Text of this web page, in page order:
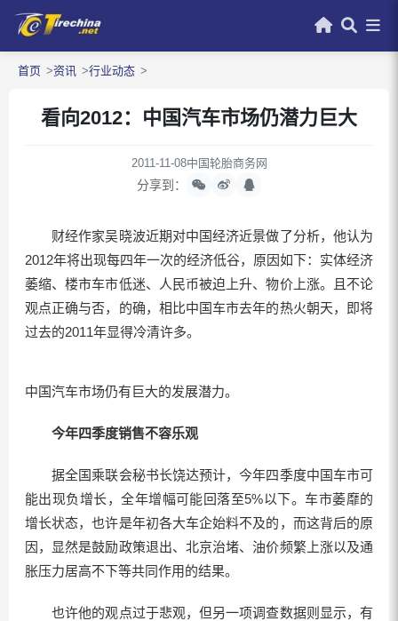
首页 资讯 行业动态
看向2012：中国汽车市场仍潜力巨大
2011-11-08中国轮胎商务网
分享到：
财经作家吴晓波近期对中国经济近景做了分析，他认为
2012年将出现每四年一次的经济低谷，原因如下：实体经济
萎缩、楼市车市低迷、人民币被迫上升、物价上涨。且不论
观点正确与否，的确，相比中国车市去年的热火朝天，即将
过去的2011年显得冷清许多。
中国汽车市场仍有巨大的发展潜力。
今年四季度销售不容乐观
据全国乘联会秘书长饶达预计，今年四季度中国车市可
能出现负增长，全年增幅可能回落至5%以下。车市萎靡的
增长状态，也许是年初各大车企始料不及的，而这背后的原
因，显然是鼓励政策退出、北京治堵、油价频繁上涨以及通
胀压力居高不下等共同作用的结果。
也许他的观点过于悲观，但另一项调查数据则显示，有